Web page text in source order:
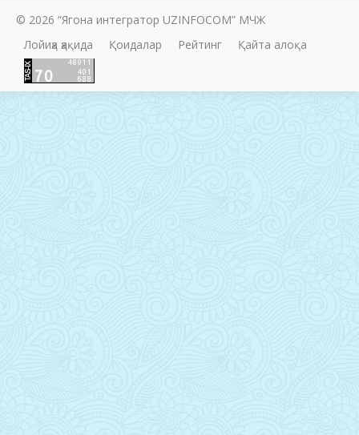
© 2026 “Ягона интегратор UZINFOCOM” МЧЖ
Лойиҳа ҳақида
Қоидалар Рейтинг Қайта алоқа